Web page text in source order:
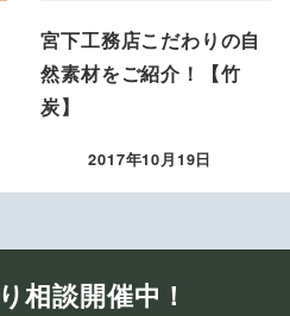
宮下工務店こだわりの自
然素材をご紹介！【竹
炭】
投稿日
2017年10月19日
相談開催中！